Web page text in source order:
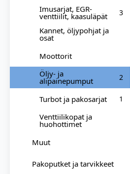
Imusarjat, EGR-
venttiilit, kaasuläpät 3
Kannet, öljypohjat ja
osat
Moottorit
Öljy- ja
alipainepumput 2
Turbot ja pakosarjat 1
Venttiilikopat ja
huohottimet
Muut
Pakoputket ja tarvikkeet